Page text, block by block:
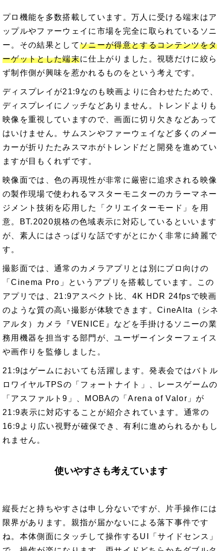
プロ機能を多数搭載しています。万人に受ける端末はア
ップルやファーウェイに市場を完全に取られているソニ
ー。その結果としてソニーが得意とするコンテンツをタ
ーゲットとした端末に仕上がりました。視聴だけに絞ら
ず制作側が興味を惹かれるものをという考えです。
ディスプレイが21:9なのも映画よりに合わせたためで、
ディスプレイにノッチなどありません。トレンドよりも
映像を重視していますので、画面に切り欠きなどあって
はいけません。サムスンやファーウェイなど多くのメー
カーが折りたたみスマホがトレンドだと開発を進めてい
ますが目もくれずです。
映像面では、色の再現性が非常に厳密に追求される映像
の製作現場で使われるマスターモニターのカラーマネー
ジメント技術を応用した「クリエイターモード」を用
意。BT.2020規格の色域表示に対応しているといいます
が、素人にはさっぱりな話ですがとにかく非常に綺麗で
す。
撮影面では、通常のカメラアプリとは別にプロ向けの
「Cinema Pro」というアプリを搭載しています。この
アプリでは、21:9アスペクト比、4K HDR 24fpsで映画
のような質の高い撮影が体験できます。CineAlta（シネ
アルタ）カメラ『VENICE』などを手掛けるソニーの業
務用機器を担当する部門が、ユーザーインターフェイス
や画作りを監修しました。
21:9はゲームにおいても活躍します。発表会ではバトル
ロワイヤルTPSの「フォートナイト」、レースゲームの
「アスファルト9」、MOBAの「Arena of Valor」が
21:9表示に対応することが紹介されています。通常の
16:9より広い視野が確保でき、有利に進められるかもし
れません。
使いやすさも考えています
縦長だと持ちやすさは申し分ないですが、片手操作には
限界があります。親指が届かないによる落下事件です
ね。本体側面にタッチして操作するUI「サイドセンス」